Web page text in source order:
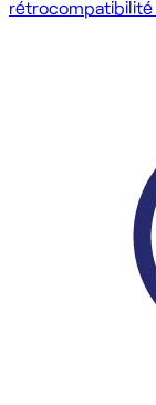
rétrocompatibilité